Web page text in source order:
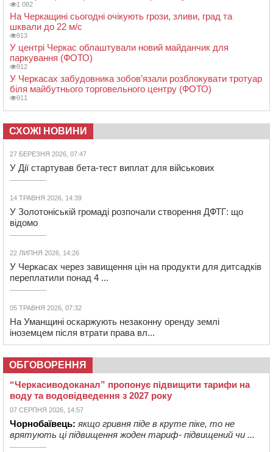
1 082
На Черкащині сьогодні очікують грози, зливи, град та
шквали до 22 м/с
913
У центрі Черкас облаштували новий майданчик для
паркування (ФОТО)
912
У Черкасах забудовника зобов’язали розблокувати тротуар
біля майбутнього торговельного центру (ФОТО)
911
СХОЖІ НОВИНИ
27 БЕРЕЗНЯ 2026, 07:47
У Дії стартував бета-тест виплат для військових
14 ТРАВНЯ 2026, 14:39
У Золотоніській громаді розпочали створення ДФТГ: що
відомо
22 ЛИПНЯ 2026, 14:26
У Черкасах через завищення цін на продукти для дитсадків
переплатили понад 4 ...
05 ТРАВНЯ 2026, 07:32
На Уманщині оскаржують незаконну оренду землі
іноземцем після втрати права вл...
ОБГОВОРЕННЯ
“Черкасиводоканал” пропонує підвищити тарифи на
воду та водовідведення з 2027 року
07 СЕРПНЯ 2026, 14:57
Чорнобаївець: якщо гривня піде в круте піке, то не
врятують ці підвищення жоден тариф- підвищений чи ...